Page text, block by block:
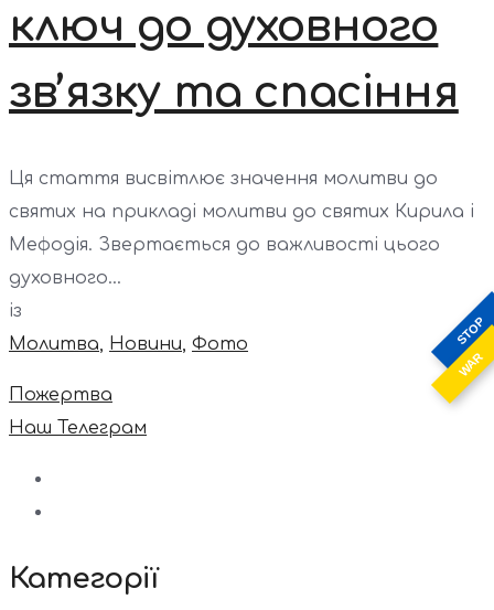
STOP
WAR
ключ до духовного
зв’язку та спасіння
Ця стаття висвітлює значення молитви до
святих на прикладі молитви до святих Кирила і
Мефодія. Звертається до важливості цього
духовного...
із
Молитва, Новини, Фото
Пожертва
Наш Телеграм
Категорії